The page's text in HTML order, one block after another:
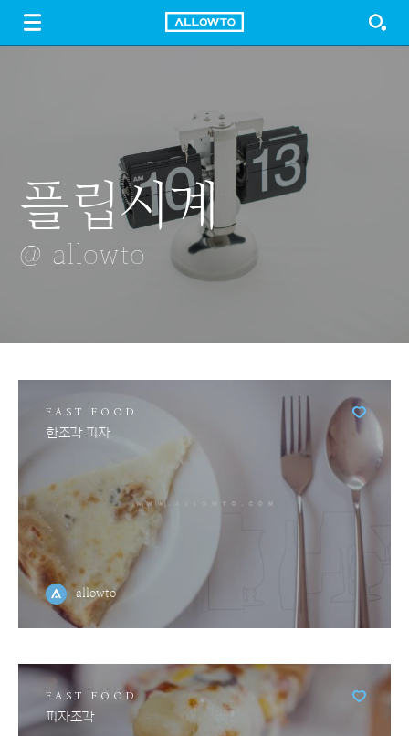
플립시계
@ allowto
가뭄
@ allowto
막 핀 겹벚꽃
@ allowto
여름나무
@ allowto
배수로
@ allowto
FAST FOOD
한조각 피자
allowto
FAST FOOD
피자조각